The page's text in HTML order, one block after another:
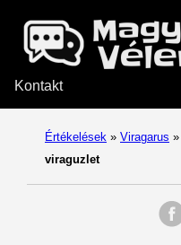
Kontakt
Értékelések » Viragarus »
viraguzlet